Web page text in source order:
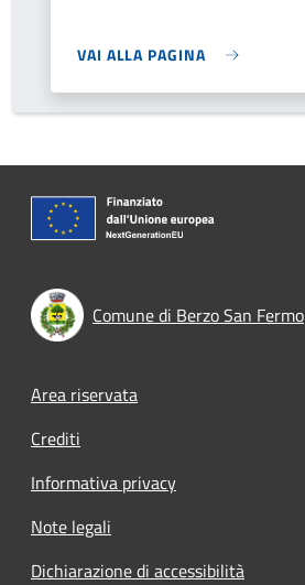
VAI ALLA PAGINA
Comune di Berzo San Fermo
Footer menu
Area riservata
Crediti
Informativa privacy
Note legali
Dichiarazione di accessibilità